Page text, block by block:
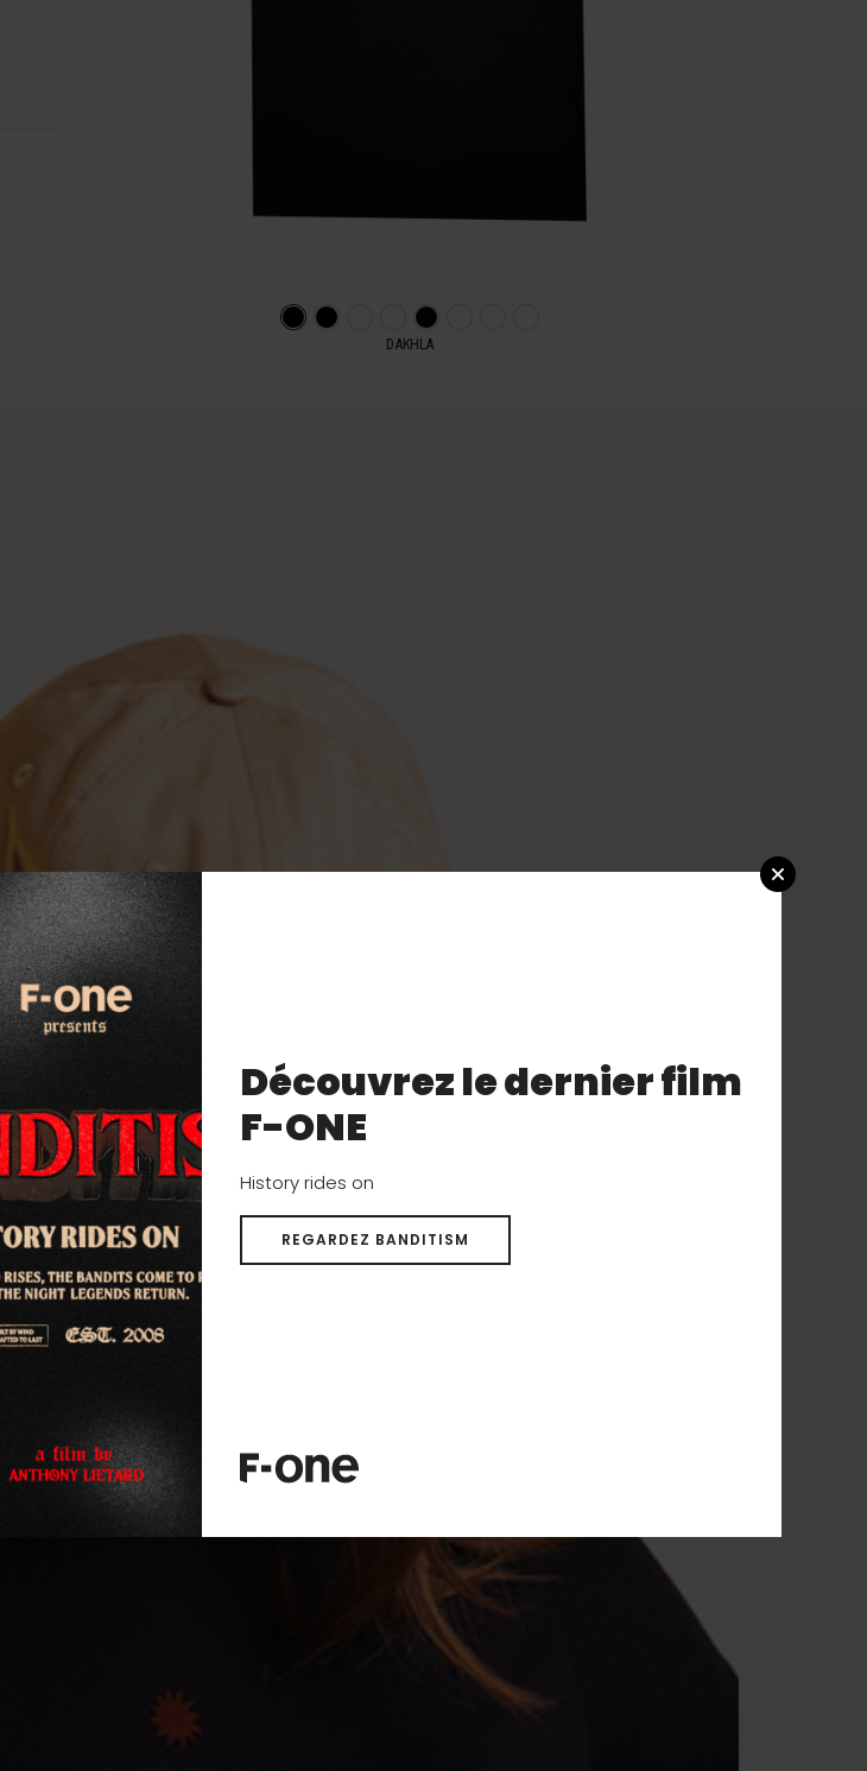
DAKHLA
Découvrez le dernier film
F-ONE
History rides on
REGARDEZ BANDITISM